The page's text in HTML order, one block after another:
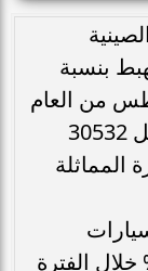
بنسبة
من العام
الحالى لتصل إلى 12377 سيارة مقابل 30532
المماثلة
الواردة إلى مصر بنسبة 62% خلال الفترة